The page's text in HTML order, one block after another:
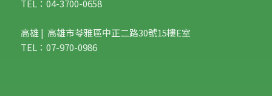
TEL：04-3700-0658
高雄 | 高雄市苓雅區中正二路30號15樓E室
TEL：07-970-0986